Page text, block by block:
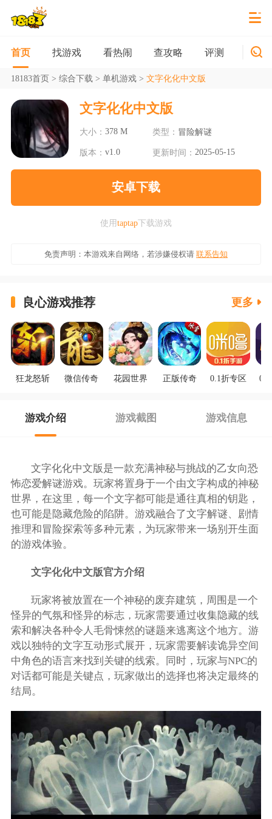
首页 找游戏 看热闹 查攻略 评测 新游
18183首页> 综合下载> 单机游戏> 文字化化中文版
文字化化中文版
大小：378 M 类型： 冒险解谜
版本：v1.0 更新时间： 2025-05-15
安卓下载
使用taptap下载游戏
免责声明：本游戏来自网络，若涉嫌侵权请 联系告知
良心游戏推荐 更多
狂龙怒斩 微信传奇 花园世界 正版传奇 0.1折专区
游戏介绍 游戏截图 游戏信息
文字化化中文版是一款充满神秘与挑战的乙女向恐
怖恋爱解谜游戏。玩家将置身于一个由文字构成的神秘
世界，在这里，每一个文字都可能是通往真相的钥匙，
也可能是隐藏危险的陷阱。游戏融合了文字解谜、剧情
推理和冒险探索等多种元素，为玩家带来一场别开生面
的游戏体验。
文字化化中文版官方介绍
玩家将被放置在一个神秘的废弃建筑，周围是一个
怪异的气氛和怪异的标志，玩家需要通过收集隐藏的线
索和解决各种令人毛骨悚然的谜题来逃离这个地方。游
戏以独特的文字互动形式展开，玩家需要解读诡异空间
中角色的语言来找到关键的线索。同时，玩家与NPC的
对话都可能是关键点，玩家做出的选择也将决定最终的
结局。